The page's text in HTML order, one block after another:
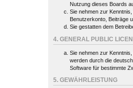
Nutzung dieses Boards
Sie nehmen zur
Benutzerkonto, Beiträge
Sie gestatten dem
4. GENERAL PUBLIC
Sie nehmen zur
werden durch die
Software für bestimmte
5. GEWÄHRLEISTUNG